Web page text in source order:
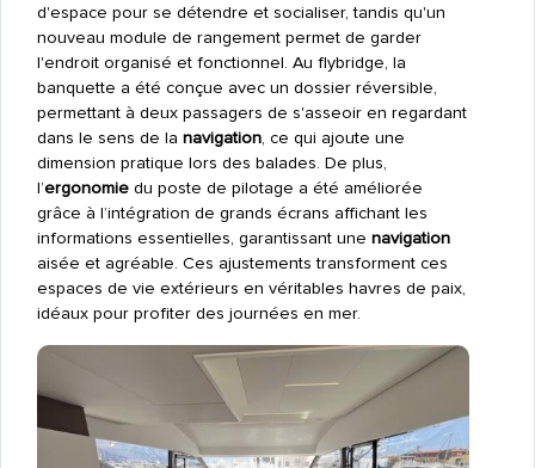
d'espace pour se détendre et socialiser, tandis qu'un
nouveau module de rangement permet de garder
l'endroit organisé et fonctionnel. Au flybridge, la
banquette a été conçue avec un dossier réversible,
permettant à deux passagers de s'asseoir en regardant
dans le sens de la navigation, ce qui ajoute une
dimension pratique lors des balades. De plus,
l’ergonomiedu poste de pilotage a été améliorée
grâce à l’intégration de grands écrans affichant les
informations essentielles, garantissant une navigation
aisée et agréable. Ces ajustements transforment ces
espaces de vie extérieurs en véritables havres de paix,
idéaux pour profiter des journées en mer.